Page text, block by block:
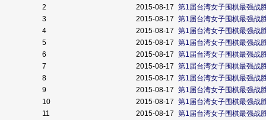
2
2015-08-17 第1届台湾女子围棋最强战
3
2015-08-17 第1届台湾女子围棋最强战
4
2015-08-17 第1届台湾女子围棋最强战
5
2015-08-17 第1届台湾女子围棋最强战
6
2015-08-17 第1届台湾女子围棋最强战
7
2015-08-17 第1届台湾女子围棋最强战
8
2015-08-17 第1届台湾女子围棋最强战
9
2015-08-17 第1届台湾女子围棋最强战
10
2015-08-17 第1届台湾女子围棋最强战
11
2015-08-17 第1届台湾女子围棋最强战